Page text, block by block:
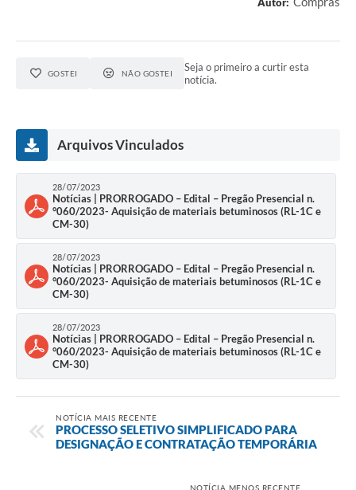
GOSTEI NÃO GOSTEI
Seja o primeiro a curtir esta
notícia.
Arquivos Vinculados
28/07/2023
Notícias | PRORROGADO – Edital – Pregão Presencial n.
°060/2023- Aquisição de materiais betuminosos (RL-1C e
CM-30)
28/07/2023
Notícias | PRORROGADO – Edital – Pregão Presencial n.
°060/2023- Aquisição de materiais betuminosos (RL-1C e
CM-30)
28/07/2023
Notícias | PRORROGADO – Edital – Pregão Presencial n.
°060/2023- Aquisição de materiais betuminosos (RL-1C e
CM-30)
NOTÍCIA MAIS RECENTE
PROCESSO SELETIVO SIMPLIFICADO PARA
DESIGNAÇÃO E CONTRATAÇÃO TEMPORÁRIA
NOTÍCIA MENOS RECENTE